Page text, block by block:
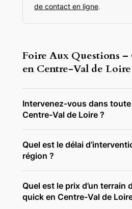
de contact en ligne.
Foire Aux Questions
en Centre-Val de Loire
Intervenez-vous dans
Centre-Val de Loire ?
Quel est le délai
région ?
Quel est le prix d’un terrain
quick en Centre-Val de